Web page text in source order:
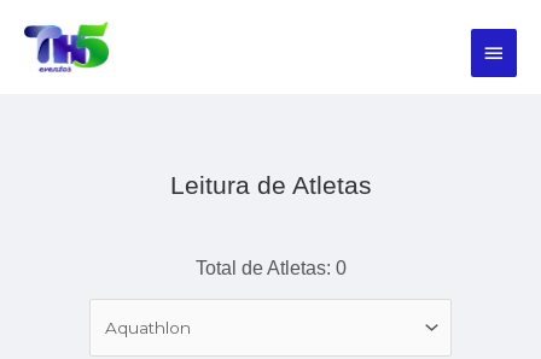
Menu
Leitura de Atletas
Total de Atletas: 0